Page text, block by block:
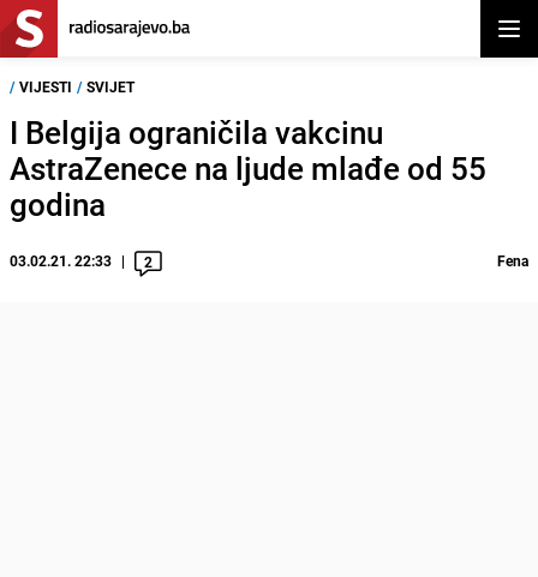
/ VIJESTI / SVIJET
I Belgija ograničila vakcinu
AstraZenece na ljude mlađe od 55
godina
03.02.21. 22:33 2 Fena